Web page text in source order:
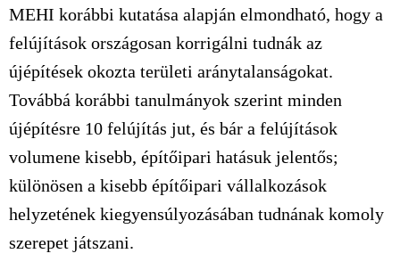
MEHI korábbi kutatása alapján elmondható, hogy a
felújítások országosan korrigálni tudnák az
újépítések okozta területi aránytalanságokat.
Továbbá korábbi tanulmányok szerint minden
újépítésre 10 felújítás jut, és bár a felújítások
volumene kisebb, építőipari hatásuk jelentős;
különösen a kisebb építőipari vállalkozások
helyzetének kiegyensúlyozásában tudnának komoly
szerepet játszani.